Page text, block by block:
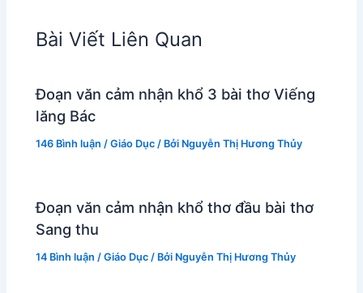
Bài Viết Liên Quan
Đoạn văn cảm nhận khổ 3 bài thơ Viếng
lăng Bác
146 Bình luận /Giáo Dục / Bởi Nguyễn Thị Hương Thủy
Đoạn văn cảm nhận khổ thơ đầu bài thơ
Sang thu
14 Bình luận /Giáo Dục / Bởi Nguyễn Thị Hương Thủy